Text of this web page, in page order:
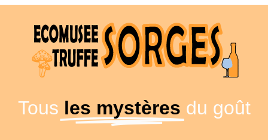
Tous les mystères du goût